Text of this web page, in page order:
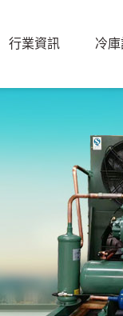
行業資訊 冷